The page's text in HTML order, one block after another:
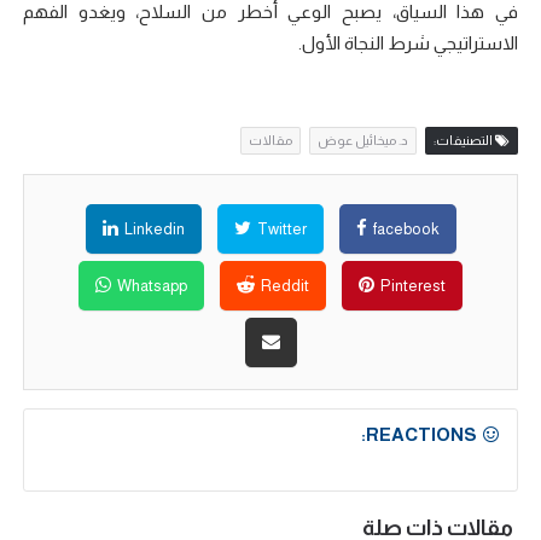
في هذا السياق، يصبح الوعي أخطر من السلاح، ويغدو الفهم
الاستراتيجي شرط النجاة الأول.
التصنيفات: د. ميخائيل عوض مقالات
facebook
Twitter
Linkedin
Pinterest
Reddit
Whatsapp
REACTIONS:
مقالات ذات صلة